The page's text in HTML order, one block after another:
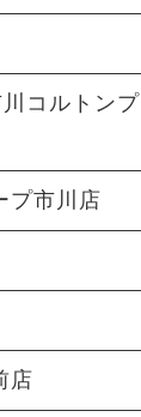
コルトンプ
プ市川店
店